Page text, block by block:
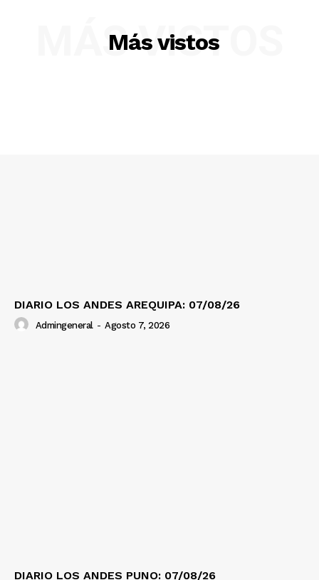
Más vistos
MÁS VISTOS
DIARIO LOS ANDES AREQUIPA: 07/08/26
Admingeneral - Agosto 7, 2026
DIARIO LOS ANDES PUNO: 07/08/26